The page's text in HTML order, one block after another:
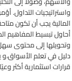
واستراتيجيات التداول.
المالية يجب أن تكون
أحاول تبسيط المفاهيم
وتحويلها إلى محتوى
دليل في تعلم الأسواق،و
قرارات استثمارية أكثر